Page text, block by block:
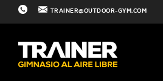
TRAINER@OUTDOOR-GYM.COM